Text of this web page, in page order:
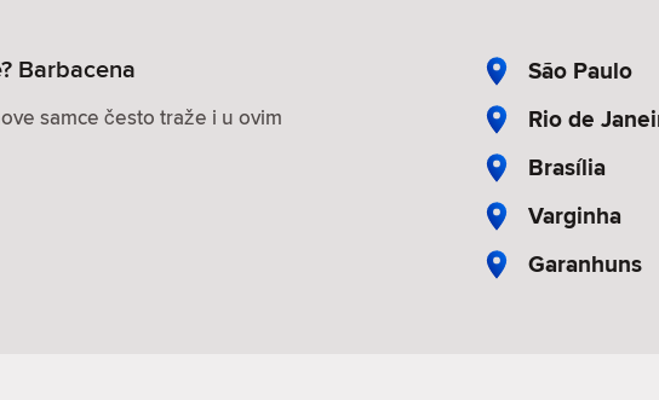
Barbacena
samce često traže i u ovim
São Paulo
Rio de
Brasília
Varginha
Garanhuns